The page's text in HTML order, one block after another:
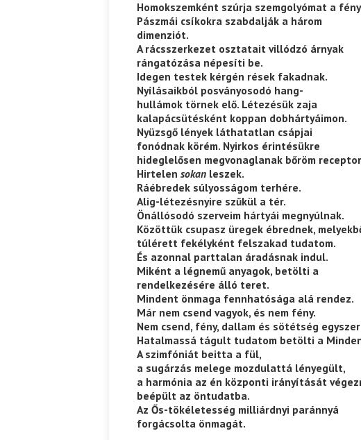
Homokszemként szúrja szemgolyómat a
Pászmái csíkokra szabdalják a három
dimenziót.
A rácsszerkezet osztatait villódzó árnyak
rángatózása népesíti be.
Idegen testek kérgén rések fakadnak.
Nyílásaikból posványosodó hang-
hullámok törnek elő. Létezésük zaja
kalapácsütésként koppan dobhártyáimon.
Nyüzsgő lények láthatatlan csápjai
fonódnak körém. Nyirkos érintésükre
hideglelősen megvonaglanak bőröm
Hirtelen sokan leszek.
Ráébredek súlyosságom terhére.
Alig-létezésnyire szűkül a tér.
Önállósodó szerveim hártyái megnyúlnak.
Közöttük csupasz üregek ébrednek,
túlérett fekélyként felszakad tudatom.
És azonnal parttalan áradásnak indul.
Miként a légnemű anyagok, betölti a
rendelkezésére álló teret.
Mindent önmaga fennhatósága alá rendez.
Már nem csend vagyok, és nem fény.
Nem csend, fény, dallam és sötétség
Hatalmassá tágult tudatom betölti a
A szimfóniát beitta a fül,
a sugárzás melege mozdulattá lényegült,
a harmónia az én központi irányítását
beépült az öntudatba.
Az Ős-tökéletesség milliárdnyi paránnyá
forgácsolta önmagát.